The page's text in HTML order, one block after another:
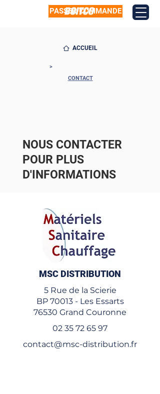
PASSER COMMANDE
ACCUEIL
>
CONTACT
NOUS CONTACTER
POUR PLUS
D'INFORMATIONS
MSC DISTRIBUTION
5 Rue de la Scierie
BP 70013 - Les Essarts
76530 Grand Couronne
02 35 72 65 97
contact@msc-distribution.fr